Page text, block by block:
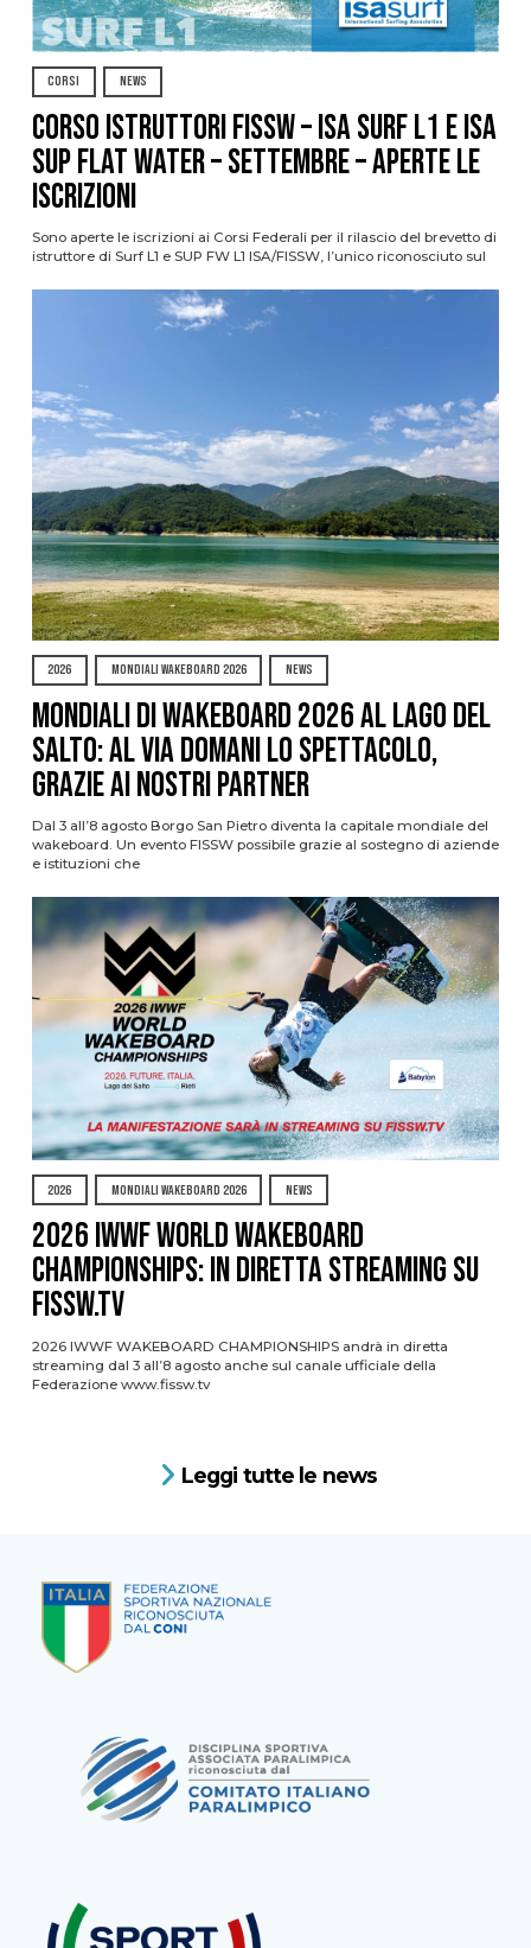
CORSI NEWS
CORSO ISTRUTTORI FISSW – ISA SURF L1 e ISA
SUP Flat Water – SETTEMBRE – APERTE LE
ISCRIZIONI
Sono aperte le iscrizioni ai Corsi Federali per il rilascio del brevetto di
istruttore di Surf L1 e SUP FW L1 ISA/FISSW, l’unico riconosciuto sul
2026 MONDIALI WAKEBOARD 2026 NEWS
Mondiali di Wakeboard 2026 al Lago del
Salto: al via domani lo spettacolo,
grazie ai nostri Partner
Dal 3 all’8 agosto Borgo San Pietro diventa la capitale mondiale del
wakeboard. Un evento FISSW possibile grazie al sostegno di aziende
e istituzioni che
2026 MONDIALI WAKEBOARD 2026 NEWS
2026 IWWF WORLD WAKEBOARD
CHAMPIONSHIPS: IN DIRETTA STREAMING SU
FISSW.TV
2026 IWWF WAKEBOARD CHAMPIONSHIPS andrà in diretta
streaming dal 3 all’8 agosto anche sul canale ufficiale della
Federazione www.fissw.tv
Leggi tutte le news